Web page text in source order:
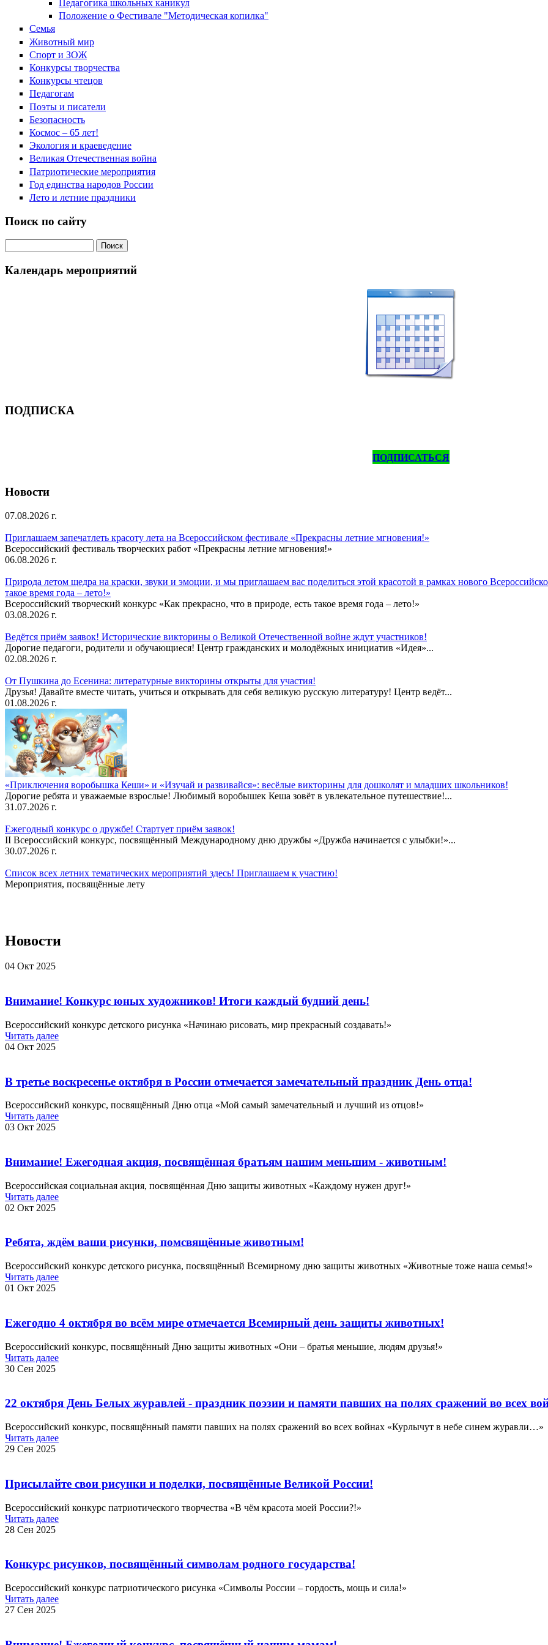
Педагогика школьных каникул
Положение о Фестивале "Методическая копилка"
Семья
Животный мир
Спорт и ЗОЖ
Конкурсы творчества
Конкурсы чтецов
Педагогам
Поэты и писатели
Безопасность
Космос – 65 лет!
Экология и краеведение
Великая Отечественная война
Патриотические мероприятия
Год единства народов России
Лето и летние праздники
Поиск по сайту
Календарь мероприятий
ПОДПИСКА
ПОДПИСАТЬСЯ
Новости
07.08.2026 г.
Приглашаем запечатлеть красоту лета на Всероссийском фестивале «Прекрасны летние мгновения!»
Всероссийский фестиваль творческих работ «Прекрасны летние мгновения!»
06.08.2026 г.
Природа летом щедра на краски, звуки и эмоции, и мы приглашаем вас поделиться этой красотой в рамках нового
такое время года – лето!»
Всероссийский творческий конкурс «Как прекрасно, что в природе, есть такое время года – лето!»
03.08.2026 г.
Ведётся приём заявок! Исторические викторины о Великой Отечественной войне ждут участников!
Дорогие педагоги, родители и обучающиеся! Центр гражданских и молодёжных инициатив «Идея»...
02.08.2026 г.
От Пушкина до Есенина: литературные викторины открыты для участия!
Друзья! Давайте вместе читать, учиться и открывать для себя великую русскую литературу! Центр ведёт...
01.08.2026 г.
«Приключения воробышка Кеши» и «Изучай и развивайся»: весёлые викторины для дошколят и младших школьников!
Дорогие ребята и уважаемые взрослые! Любимый воробышек Кеша зовёт в увлекательное путешествие!...
31.07.2026 г.
Ежегодный конкурс о дружбе! Стартует приём заявок!
II Всероссийский конкурс, посвящённый Международному дню дружбы «Дружба начинается с улыбки!»...
30.07.2026 г.
Список всех летних тематических мероприятий здесь! Приглашаем к участию!
Мероприятия, посвящённые лету
Новости
04 Окт 2025
Внимание! Конкурс юных художников! Итоги каждый будний день!
Всероссийский конкурс детского рисунка «Начинаю рисовать, мир прекрасный создавать!»
Читать далее
04 Окт 2025
В третье воскресенье октября в России отмечается замечательный праздник День отца!
Всероссийский конкурс, посвящённый Дню отца «Мой самый замечательный и лучший из отцов!»
Читать далее
03 Окт 2025
Внимание! Ежегодная акция, посвящённая братьям нашим меньшим - животным!
Всероссийская социальная акция, посвящённая Дню защиты животных «Каждому нужен друг!»
Читать далее
02 Окт 2025
Ребята, ждём ваши рисунки, помсвящённые животным!
Всероссийский конкурс детского рисунка, посвящённый Всемирному дню защиты животных «Животные тоже наша семья!»
Читать далее
01 Окт 2025
Ежегодно 4 октября во всём мире отмечается Всемирный день защиты животных!
Всероссийский конкурс, посвящённый Дню защиты животных «Они – братья меньшие, людям друзья!»
Читать далее
30 Сен 2025
22 октября День Белых журавлей - праздник поэзии и памяти павших на полях сражений во всех
Всероссийский конкурс, посвящённый памяти павших на полях сражений во всех войнах «Курлычут в небе синем журавли…»
Читать далее
29 Сен 2025
Присылайте свои рисунки и поделки, посвящённые Великой России!
Всероссийский конкурс патриотического творчества «В чём красота моей России?!»
Читать далее
28 Сен 2025
Конкурс рисунков, посвящённый символам родного государства!
Всероссийский конкурс патриотического рисунка «Символы России – гордость, мощь и сила!»
Читать далее
27 Сен 2025